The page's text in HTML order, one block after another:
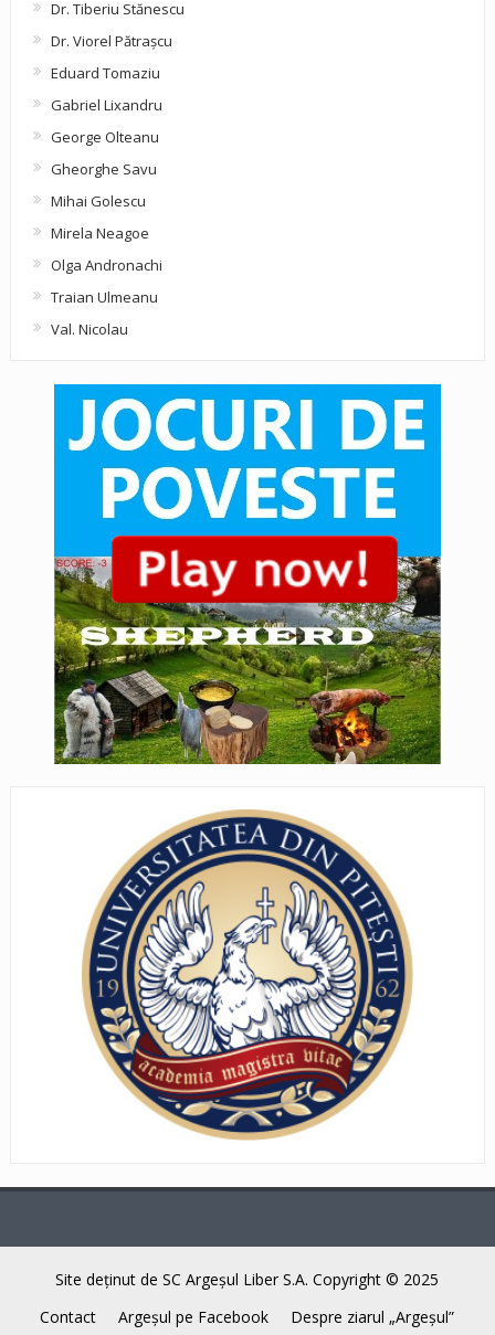
Dr. Tiberiu Stănescu
Dr. Viorel Pătraşcu
Eduard Tomaziu
Gabriel Lixandru
George Olteanu
Gheorghe Savu
Mihai Golescu
Mirela Neagoe
Olga Andronachi
Traian Ulmeanu
Val. Nicolau
Site deţinut de SC Argeşul Liber S.A. Copyright © 2025
Contact
Argeşul pe Facebook Despre ziarul „Argeşul”